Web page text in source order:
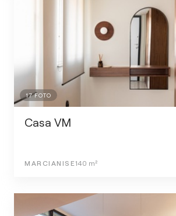
17FOTO
Casa VM
MARCIANISE140 m²